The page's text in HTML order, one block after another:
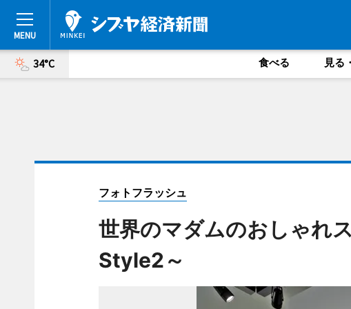
34°C 食べる 見る
フォトフラッシュ
世界のマダムのおしゃれ
Style2～